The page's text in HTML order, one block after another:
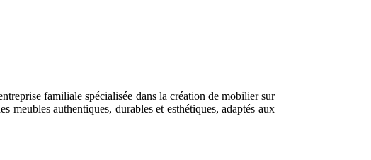
familiale spécialisée dans la création de mobilier sur
meubles authentiques, durables et esthétiques, adaptés aux